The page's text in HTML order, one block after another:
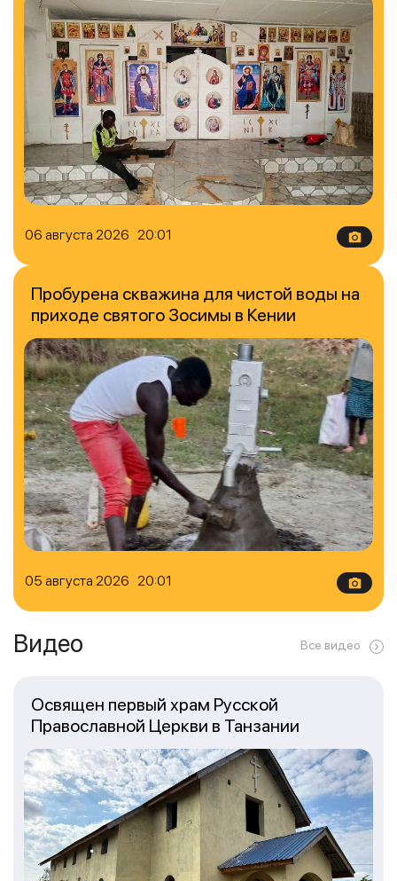
06 августа 2026 20:01
05 августа 2026 20:01
Пробурена скважина для чистой воды на
приходе святого Зосимы в Кении
Видео Все видео
Освящен первый храм Русской
Православной Церкви в Танзании